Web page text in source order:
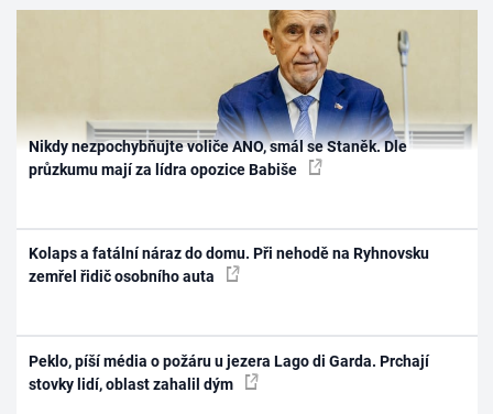
Nikdy nezpochybňujte voliče ANO, smál se Staněk. Dle
průzkumu mají za lídra opozice Babiše
Kolaps a fatální náraz do domu. Při nehodě na Ryhnovsku
zemřel řidič osobního auta
Peklo, píší média o požáru u jezera Lago di Garda. Prchají
stovky lidí, oblast zahalil dým